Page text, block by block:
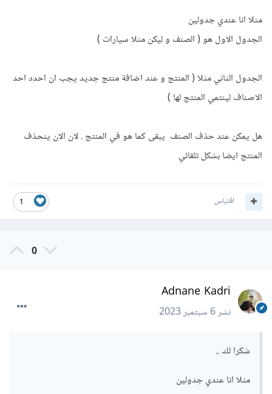
NULL للمفاتيح الأجنبية في المنتجات التي تنتمي لهاته
الفئة)
NO ACTION: أين لن يحدث أي شيء، ويتم رد عملية
SET DEFAULT: أين يتم ضبط سجل أب افتراضي في
حالة حذف الأب الأصلي. (مثال: عند حذف الفئة "رياضة" يتم
وضع قيمة معرف فئة "عام" للمفاتيح الأجنبية في المنتجات
ما تبحث عليه، هو SET NULL أو SET DEFAULT. ففي الأولى
نعرف المفاتيح كـ:
CONSTRAINT fk_category_product
    FOREIGN KEY (category_id)
CONSTRAINT fk_category_product
مثلا انا عندي جدولين
الجدول الاول هو ( الصنف و ليكن مثلا سيارات )
الجدول الثاني مثلا ( المنتج و عند اضافة منتج جديد يجب ان احدد احد
الاصناف لينتمي المنتج لها )
هل يمكن عند حذف الصنف يبقى كما هو في المنتج . لان الان ينحذف
المنتج ايضا بشكل تلقائي
1 اقتباس
0
Adnane Kadri
نشر6 سبتمبر 2023
شكرا لك ..
مثلا انا عندي جدولين